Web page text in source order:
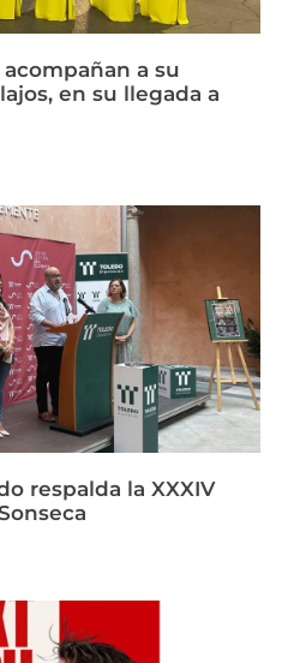
a su
en su llegada a
respalda la XXXIV